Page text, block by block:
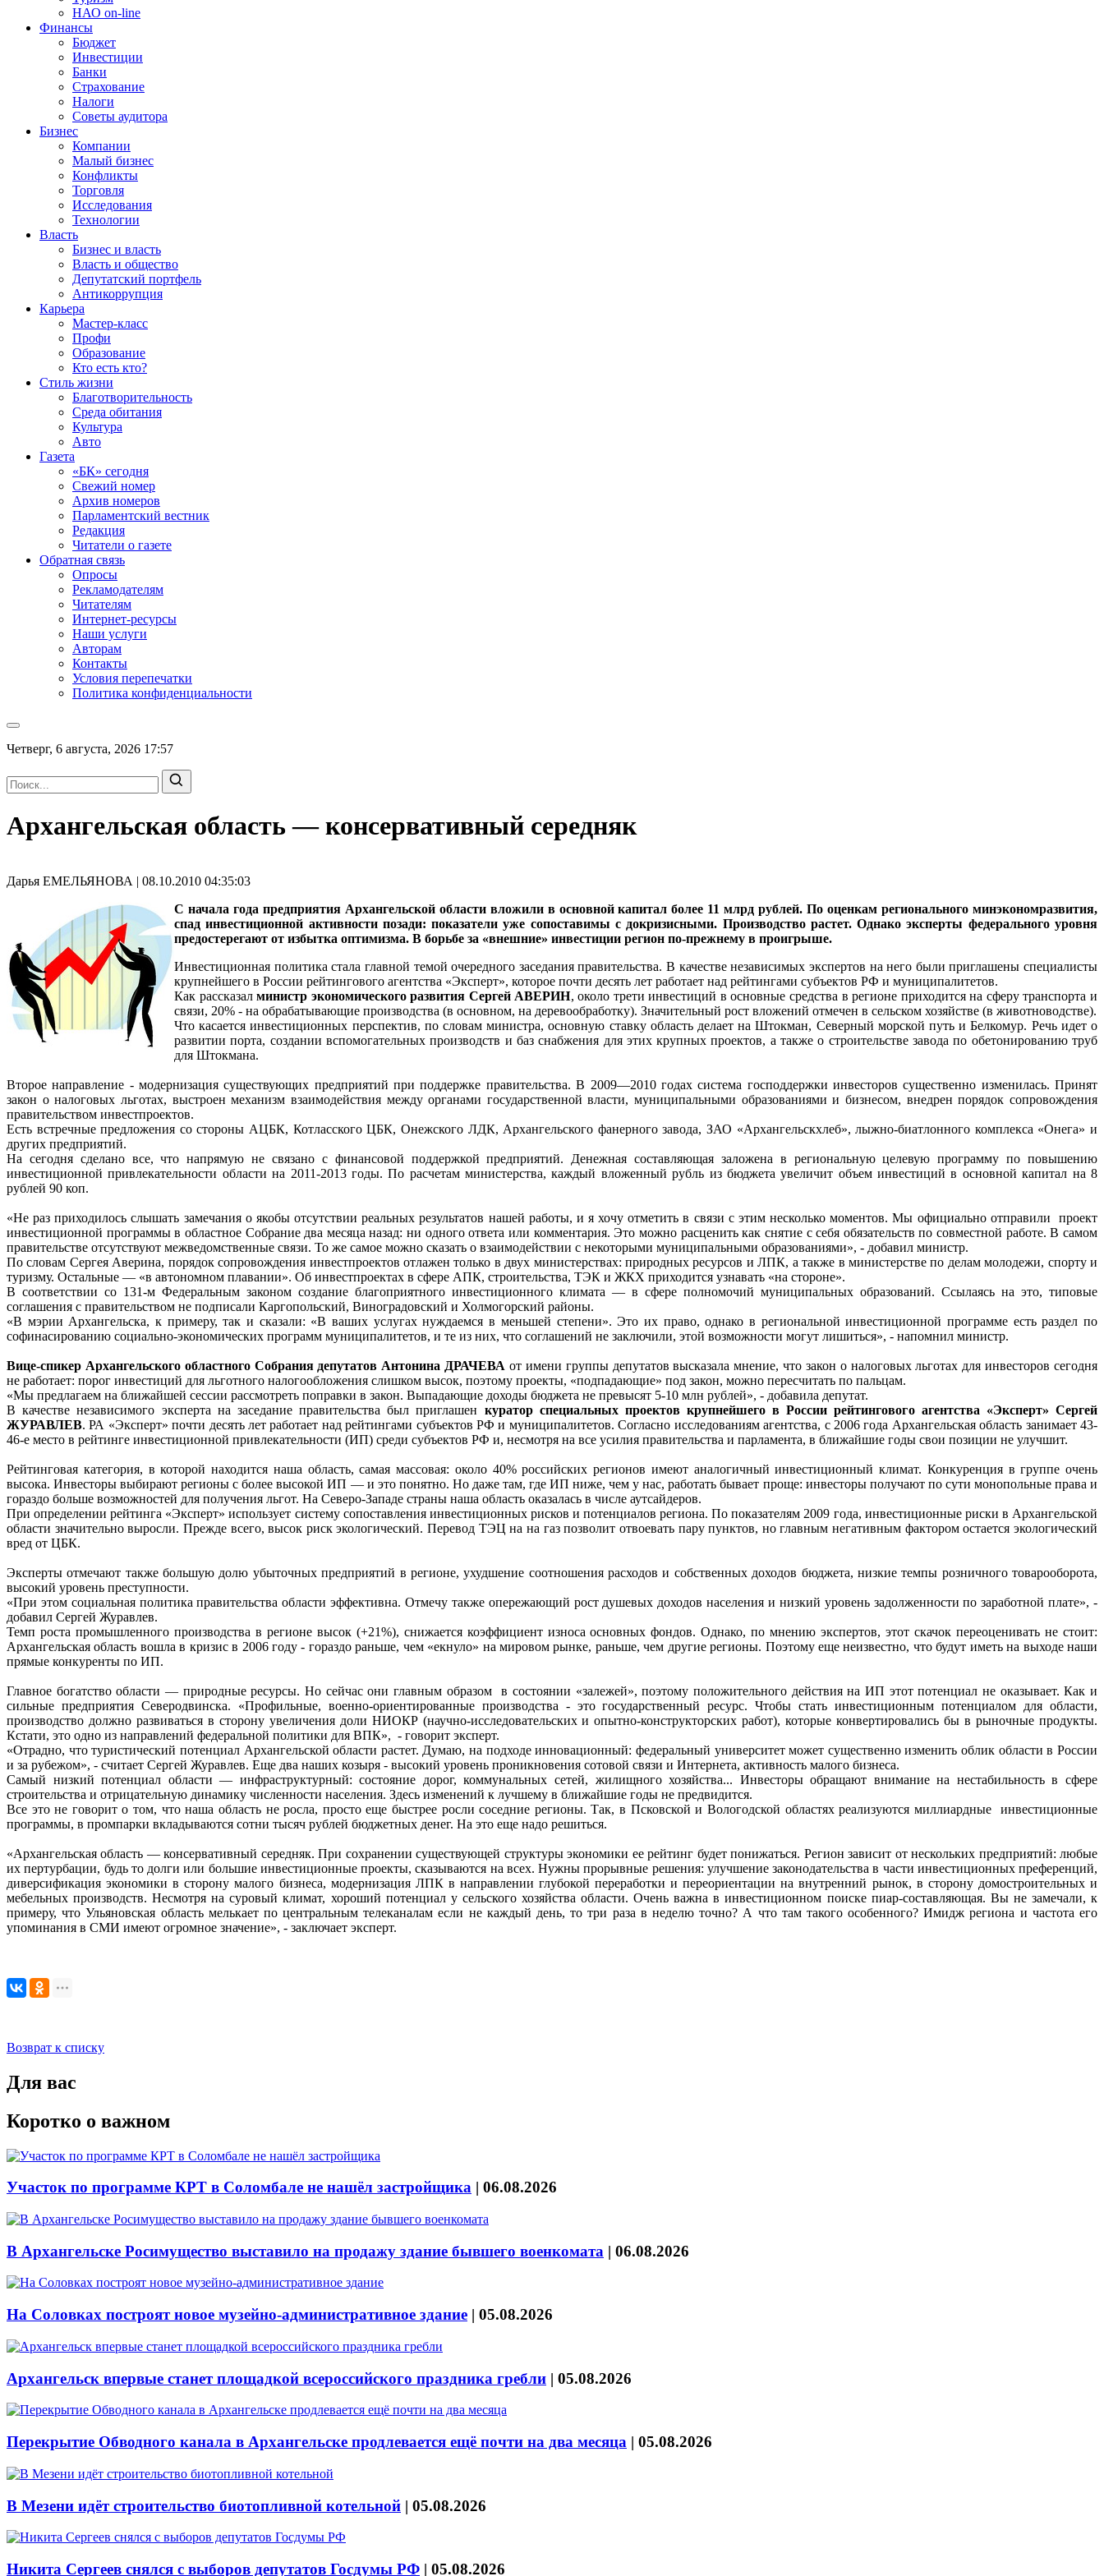
НАО on-line
Финансы
Бюджет
Инвестиции
Банки
Страхование
Налоги
Советы аудитора
Бизнес
Компании
Малый бизнес
Конфликты
Торговля
Исследования
Технологии
Власть
Бизнес и власть
Власть и общество
Депутатский портфель
Антикоррупция
Карьера
Мастер-класс
Профи
Образование
Кто есть кто?
Стиль жизни
Благотворительность
Среда обитания
Культура
Авто
Газета
«БК» сегодня
Свежий номер
Архив номеров
Парламентский вестник
Редакция
Читатели о газете
Обратная связь
Опросы
Рекламодателям
Читателям
Интернет-ресурсы
Наши услуги
Авторам
Контакты
Условия перепечатки
Политика конфиденциальности
Четверг, 6 августа, 2026 17:57
Архангельская область — консервативный середняк
Дарья ЕМЕЛЬЯНОВА | 08.10.2010 04:35:03
С начала года предприятия Архангельской области вложили в основной капитал более 11 млрд рублей. По оценкам регионального минэкономразвития,
спад инвестиционной активности позади: показатели уже сопоставимы с докризисными. Производство растет. Однако эксперты федерального уровня
предостерегают от избытка оптимизма. В борьбе за «внешние» инвестиции регион по-прежнему в проигрыше.
Инвестиционная политика стала главной темой очередного заседания правительства. В качестве независимых экспертов на него были приглашены специалисты
крупнейшего в России рейтингового агентства «Эксперт», которое почти десять лет работает над рейтингами субъектов РФ и муниципалитетов.
Как рассказалминистр экономического развития Сергей АВЕРИН, около трети инвестиций в основные средства в регионе приходится на сферу транспорта и
связи, 20% - на обрабатывающие производства (в основном, на деревообработку). Значительный рост вложений отмечен в сельском хозяйстве (в животноводстве).
Что касается инвестиционных перспектив, по словам министра, основную ставку область делает на Штокман, Северный морской путь и Белкомур. Речь идет о
развитии порта, создании вспомогательных производств и баз снабжения для этих крупных проектов, а также о строительстве завода по обетонированию труб
для Штокмана.
Второе направление - модернизация существующих предприятий при поддержке правительства. В 2009—2010 годах система господдержки инвесторов существенно изменилась. Принят
закон о налоговых льготах, выстроен механизм взаимодействия между органами государственной власти, муниципальными образованиями и бизнесом, внедрен порядок сопровождения
правительством инвестпроектов.
Есть встречные предложения со стороны АЦБК, Котласского ЦБК, Онежского ЛДК, Архангельского фанерного завода, ЗАО «Архангельскхлеб», лыжно-биатлонного комплекса «Онега» и
других предприятий.
На сегодня сделано все, что напрямую не связано с финансовой поддержкой предприятий. Денежная составляющая заложена в региональную целевую программу по повышению
инвестиционной привлекательности области на 2011-2013 годы. По расчетам министерства, каждый вложенный рубль из бюджета увеличит объем инвестиций в основной капитал на 8
рублей 90 коп.
«Не раз приходилось слышать замечания о якобы отсутствии реальных результатов нашей работы, и я хочу отметить в связи с этим несколько моментов. Мы официально отправили проект
инвестиционной программы в областное Собрание два месяца назад: ни одного ответа или комментария. Это можно расценить как снятие с себя обязательств по совместной работе. В самом
правительстве отсутствуют межведомственные связи. То же самое можно сказать о взаимодействии с некоторыми муниципальными образованиями», - добавил министр.
По словам Сергея Аверина, порядок сопровождения инвестпроектов отлажен только в двух министерствах: природных ресурсов и ЛПК, а также в министерстве по делам молодежи, спорту и
туризму. Остальные — «в автономном плавании». Об инвестпроектах в сфере АПК, строительства, ТЭК и ЖКХ приходится узнавать «на стороне».
В соответствии со 131-м Федеральным законом создание благоприятного инвестиционного климата — в сфере полномочий муниципальных образований. Ссылаясь на это, типовые
соглашения с правительством не подписали Каргопольский, Виноградовский и Холмогорский районы.
«В мэрии Архангельска, к примеру, так и сказали: «В ваших услугах нуждаемся в меньшей степени». Это их право, однако в региональной инвестиционной программе есть раздел по
софинасированию социально-экономических программ муниципалитетов, и те из них, что соглашений не заключили, этой возможности могут лишиться», - напомнил министр.
Вице-спикер Архангельского областного Собрания депутатов Антонина ДРАЧЕВА от имени группы депутатов высказала мнение, что закон о налоговых льготах для инвесторов сегодня
не работает: порог инвестиций для льготного налогообложения слишком высок, поэтому проекты, «подпадающие» под закон, можно пересчитать по пальцам.
«Мы предлагаем на ближайшей сессии рассмотреть поправки в закон. Выпадающие доходы бюджета не превысят 5-10 млн рублей», - добавила депутат.
В качестве независимого эксперта на заседание правительства был приглашен куратор специальных проектов крупнейшего в России рейтингового агентства «Эксперт» Сергей
ЖУРАВЛЕВ. РА «Эксперт» почти десять лет работает над рейтингами субъектов РФ и муниципалитетов. Согласно исследованиям агентства, с 2006 года Архангельская область занимает 43-
46-е место в рейтинге инвестиционной привлекательности (ИП) среди субъектов РФ и, несмотря на все усилия правительства и парламента, в ближайшие годы свои позиции не улучшит.
Рейтинговая категория, в которой находится наша область, самая массовая: около 40% российских регионов имеют аналогичный инвестиционный климат. Конкуренция в группе очень
высока. Инвесторы выбирают регионы с более высокой ИП — и это понятно. Но даже там, где ИП ниже, чем у нас, работать бывает проще: инвесторы получают по сути монопольные права и
гораздо больше возможностей для получения льгот. На Северо-Западе страны наша область оказалась в числе аутсайдеров.
При определении рейтинга «Эксперт» использует систему сопоставления инвестиционных рисков и потенциалов региона. По показателям 2009 года, инвестиционные риски в Архангельской
области значительно выросли. Прежде всего, высок риск экологический. Перевод ТЭЦ на на газ позволит отвоевать пару пунктов, но главным негативным фактором остается экологический
вред от ЦБК.
Эксперты отмечают также большую долю убыточных предприятий в регионе, ухудшение соотношения расходов и собственных доходов бюджета, низкие темпы розничного товарооборота,
высокий уровень преступности.
«При этом социальная политика правительства области эффективна. Отмечу также опережающий рост душевых доходов населения и низкий уровень задолженности по заработной плате», -
добавил Сергей Журавлев.
Темп роста промышленного производства в регионе высок (+21%), снижается коэффициент износа основных фондов. Однако, по мнению экспертов, этот скачок переоценивать не стоит:
Архангельская область вошла в кризис в 2006 году - гораздо раньше, чем «екнуло» на мировом рынке, раньше, чем другие регионы. Поэтому еще неизвестно, что будут иметь на выходе наши
прямые конкуренты по ИП.
Главное богатство области — природные ресурсы. Но сейчас они главным образом в состоянии «залежей», поэтому положительного действия на ИП этот потенциал не оказывает. Как и
сильные предприятия Северодвинска. «Профильные, военно-ориентированные производства - это государственный ресурс. Чтобы стать инвестиционным потенциалом для области,
производство должно развиваться в сторону увеличения доли НИОКР (научно-исследовательских и опытно-конструкторских работ), которые конвертировались бы в рыночные продукты.
Кстати, это одно из направлений федеральной политики для ВПК», - говорит эксперт.
«Отрадно, что туристический потенциал Архангельской области растет. Думаю, на подходе инновационный: федеральный университет может существенно изменить облик области в России
и за рубежом», - считает Сергей Журавлев. Еще два наших козыря - высокий уровень проникновения сотовой связи и Интернета, активность малого бизнеса.
Самый низкий потенциал области — инфраструктурный: состояние дорог, коммунальных сетей, жилищного хозяйства... Инвесторы обращают внимание на нестабильность в сфере
строительства и отрицательную динамику численности населения. Здесь изменений к лучшему в ближайшие годы не предвидится.
Все это не говорит о том, что наша область не росла, просто еще быстрее росли соседние регионы. Так, в Псковской и Вологодской областях реализуются миллиардные инвестиционные
программы, в промпарки вкладываются сотни тысяч рублей бюджетных денег. На это еще надо решиться.
«Архангельская область — консервативный середняк. При сохранении существующей структуры экономики ее рейтинг будет понижаться. Регион зависит от нескольких предприятий: любые
их пертурбации, будь то долги или большие инвестиционные проекты, сказываются на всех. Нужны прорывные решения: улучшение законодательства в части инвестиционных преференций,
диверсификация экономики в сторону малого бизнеса, модернизация ЛПК в направлении глубокой переработки и переориентации на внутренний рынок, в сторону домостроительных и
мебельных производств. Несмотря на суровый климат, хороший потенциал у сельского хозяйства области. Очень важна в инвестиционном поиске пиар-составляющая. Вы не замечали, к
примеру, что Ульяновская область мелькает по центральным телеканалам если не каждый день, то три раза в неделю точно? А что там такого особенного? Имидж региона и частота его
упоминания в СМИ имеют огромное значение», - заключает эксперт.
Возврат к списку
Для вас
Коротко о важном
Участок по программе КРТ в Соломбале не нашёл застройщика | 06.08.2026
В Архангельске Росимущество выставило на продажу здание бывшего военкомата | 06.08.2026
На Соловках построят новое музейно-административное здание | 05.08.2026
Архангельск впервые станет площадкой всероссийского праздника гребли | 05.08.2026
Перекрытие Обводного канала в Архангельске продлевается ещё почти на два месяца | 05.08.2026
В Мезени идёт строительство биотопливной котельной | 05.08.2026
Никита Сергеев снялся с выборов депутатов Госдумы РФ | 05.08.2026